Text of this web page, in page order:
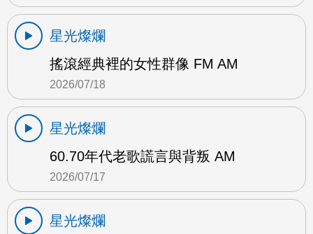
星光燦爛
搖滾經典裡的女性群像 FM AM
2026/07/18
星光燦爛
60.70年代老歌謊言與背叛 AM
2026/07/17
星光燦爛